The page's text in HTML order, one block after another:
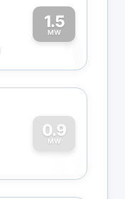
1.5
MW1
0.9
MW
0